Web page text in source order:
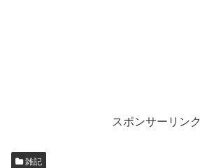
スポンサーリンク
雑記